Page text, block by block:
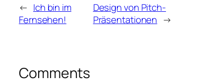
← Ich bin im
Fernsehen!
Design von Pitch-
Präsentationen →
Comments